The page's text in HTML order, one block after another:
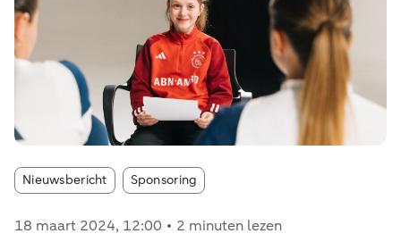
Nieuwsbericht Article tags:
Sponsoring
18 maart 2024, 12:00 2 minuten lezen